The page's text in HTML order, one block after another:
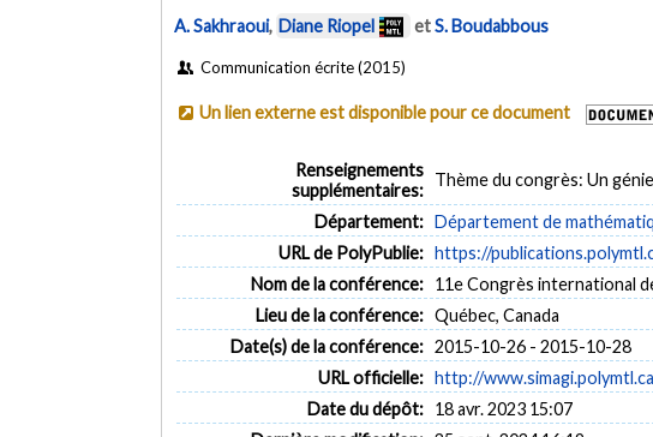
A. Sakhraoui, Diane Riopel etS. Boudabbous
Communication écrite (2015)
Un lien externe est disponible pour ce document
Renseignements
supplémentaires:
Thème du congrès: Un
Département: Département de
URL de PolyPublie: https://
Nom de la conférence: 11e Congrès international
Lieu de la conférence: Québec, Canada
Date(s) de la conférence: 2015-10-26 - 2015-10-28
URL officielle: http://
Date du dépôt: 18 avr. 2023 15:07